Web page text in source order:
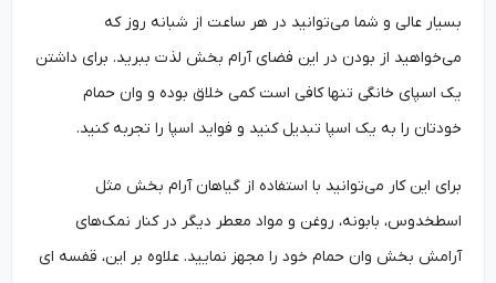
بسیار عالی و شما می‌توانید در هر ساعت از شبانه روز که
می‌خواهید از بودن در این فضای آرام بخش لذت ببرید. برای داشتن
یک اسپای خانگی تنها کافی است کمی خلاق بوده و وان حمام
خودتان را به یک اسپا تبدیل کنید و فواید اسپا را تجربه کنید.
برای این کار می‌توانید با استفاده از گیاهان آرام بخش مثل
اسطخدوس، بابونه، روغن و مواد معطر دیگر در کنار نمک‌های
آرامش بخش وان حمام خود را مجهز نمایید. علاوه بر این، قفسه ای